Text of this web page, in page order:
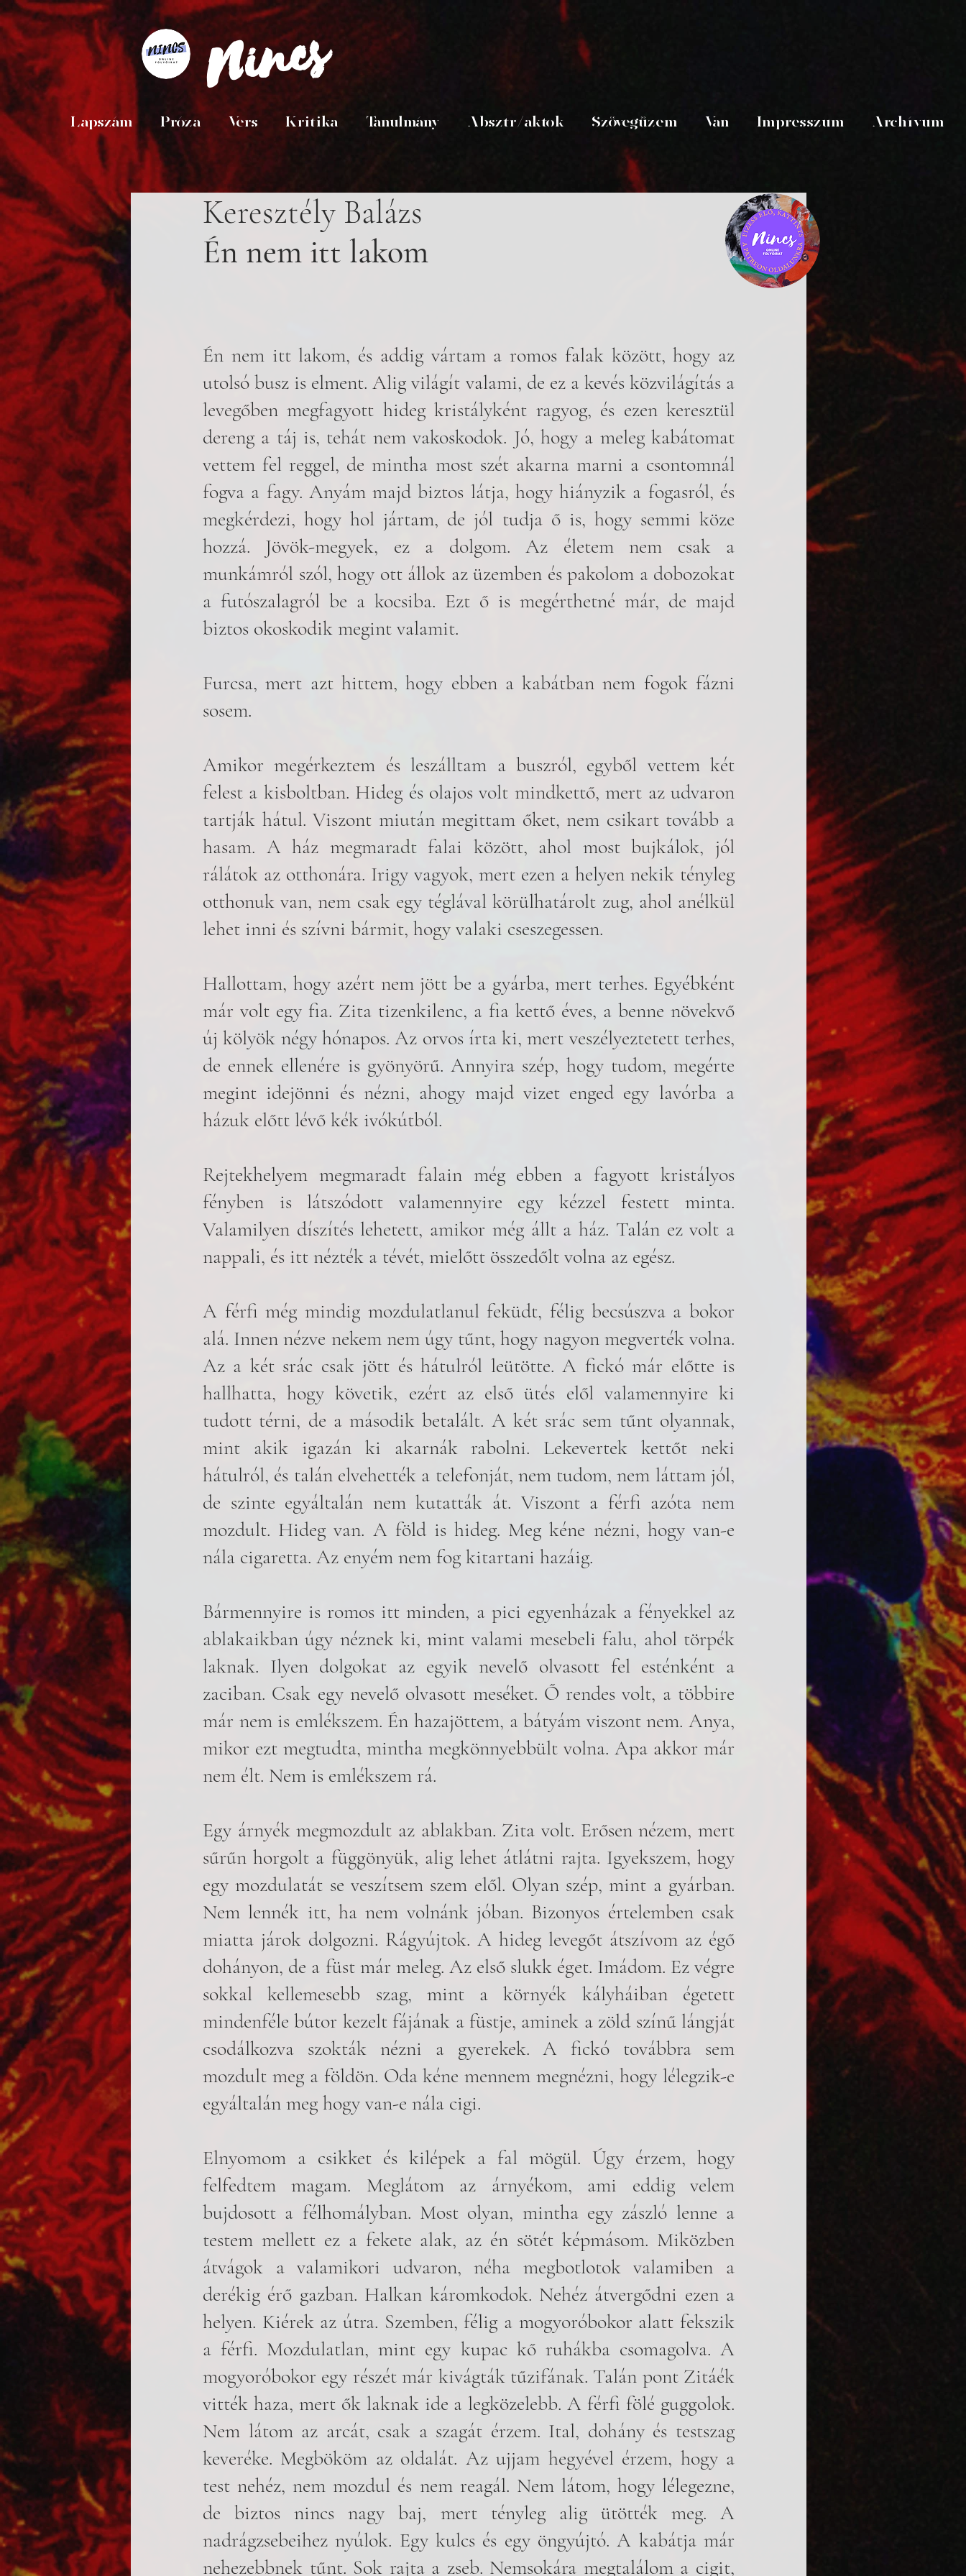
Nincs
Lapszám Próza Vers Kritika Tanulmány Absztr/aktok Szövegüzem Van Impresszum Archívum
Keresztély Balázs
Én nem itt lakom
Én nem itt lakom, és addig vártam a romos falak között, hogy az
utolsó busz is elment. Alig világít valami, de ez a kevés közvilágítás a
levegőben megfagyott hideg kristályként ragyog, és ezen keresztül
dereng a táj is, tehát nem vakoskodok. Jó, hogy a meleg kabátomat
vettem fel reggel, de mintha most szét akarna marni a csontomnál
fogva a fagy. Anyám majd biztos látja, hogy hiányzik a fogasról, és
megkérdezi, hogy hol jártam, de jól tudja ő is, hogy semmi köze
hozzá. Jövök-megyek, ez a dolgom. Az életem nem csak a
munkámról szól, hogy ott állok az üzemben és pakolom a dobozokat
a futószalagról be a kocsiba. Ezt ő is megérthetné már, de majd
biztos okoskodik megint valamit.
Furcsa, mert azt hittem, hogy ebben a kabátban nem fogok fázni
sosem.
Amikor megérkeztem és leszálltam a buszról, egyből vettem két
felest a kisboltban. Hideg és olajos volt mindkettő, mert az udvaron
tartják hátul. Viszont miután megittam őket, nem csikart tovább a
hasam. A ház megmaradt falai között, ahol most bujkálok, jól
rálátok az otthonára. Irigy vagyok, mert ezen a helyen nekik tényleg
otthonuk van, nem csak egy téglával körülhatárolt zug, ahol anélkül
lehet inni és szívni bármit, hogy valaki cseszegessen.
Hallottam, hogy azért nem jött be a gyárba, mert terhes. Egyébként
már volt egy fia. Zita tizenkilenc, a fia kettő éves, a benne növekvő
új kölyök négy hónapos. Az orvos írta ki, mert veszélyeztetett terhes,
de ennek ellenére is gyönyörű. Annyira szép, hogy tudom, megérte
megint idejönni és nézni, ahogy majd vizet enged egy lavórba a
házuk előtt lévő kék ivókútból.
Rejtekhelyem megmaradt falain még ebben a fagyott kristályos
fényben is látszódott valamennyire egy kézzel festett minta.
Valamilyen díszítés lehetett, amikor még állt a ház. Talán ez volt a
nappali, és itt nézték a tévét, mielőtt összedőlt volna az egész.
A férfi még mindig mozdulatlanul feküdt, félig becsúszva a bokor
alá. Innen nézve nekem nem úgy tűnt, hogy nagyon megverték volna.
Az a két srác csak jött és hátulról leütötte. A fickó már előtte is
hallhatta, hogy követik, ezért az első ütés elől valamennyire ki
tudott térni, de a második betalált. A két srác sem tűnt olyannak,
mint akik igazán ki akarnák rabolni. Lekevertek kettőt neki
hátulról, és talán elvehették a telefonját, nem tudom, nem láttam jól,
de szinte egyáltalán nem kutatták át. Viszont a férfi azóta nem
mozdult. Hideg van. A föld is hideg. Meg kéne nézni, hogy van-e
nála cigaretta. Az enyém nem fog kitartani hazáig.
Bármennyire is romos itt minden, a pici egyenházak a fényekkel az
ablakaikban úgy néznek ki, mint valami mesebeli falu, ahol törpék
laknak. Ilyen dolgokat az egyik nevelő olvasott fel esténként a
zaciban. Csak egy nevelő olvasott meséket. Ő rendes volt, a többire
már nem is emlékszem. Én hazajöttem, a bátyám viszont nem. Anya,
mikor ezt megtudta, mintha megkönnyebbült volna. Apa akkor már
nem élt. Nem is emlékszem rá.
Egy árnyék megmozdult az ablakban. Zita volt. Erősen nézem, mert
sűrűn horgolt a függönyük, alig lehet átlátni rajta. Igyekszem, hogy
egy mozdulatát se veszítsem szem elől. Olyan szép, mint a gyárban.
Nem lennék itt, ha nem volnánk jóban. Bizonyos értelemben csak
miatta járok dolgozni. Rágyújtok. A hideg levegőt átszívom az égő
dohányon, de a füst már meleg. Az első slukk éget. Imádom. Ez végre
sokkal kellemesebb szag, mint a környék kályháiban égetett
mindenféle bútor kezelt fájának a füstje, aminek a zöld színű lángját
csodálkozva szokták nézni a gyerekek. A fickó továbbra sem
mozdult meg a földön. Oda kéne mennem megnézni, hogy lélegzik-e
egyáltalán meg hogy van-e nála cigi.
Elnyomom a csikket és kilépek a fal mögül. Úgy érzem, hogy
felfedtem magam. Meglátom az árnyékom, ami eddig velem
bujdosott a félhomályban. Most olyan, mintha egy zászló lenne a
testem mellett ez a fekete alak, az én sötét képmásom. Miközben
átvágok a valamikori udvaron, néha megbotlotok valamiben a
derékig érő gazban. Halkan káromkodok. Nehéz átvergődni ezen a
helyen. Kiérek az útra. Szemben, félig a mogyoróbokor alatt fekszik
a férfi. Mozdulatlan, mint egy kupac kő ruhákba csomagolva. A
mogyoróbokor egy részét már kivágták tűzifának. Talán pont Zitáék
vitték haza, mert ők laknak ide a legközelebb. A férfi fölé guggolok.
Nem látom az arcát, csak a szagát érzem. Ital, dohány és testszag
keveréke. Megbököm az oldalát. Az ujjam hegyével érzem, hogy a
test nehéz, nem mozdul és nem reagál. Nem látom, hogy lélegezne,
de biztos nincs nagy baj, mert tényleg alig ütötték meg. A
nadrágzsebeihez nyúlok. Egy kulcs és egy öngyújtó. A kabátja már
nehezebbnek tűnt. Sok rajta a zseb. Nemsokára megtalálom a cigit,